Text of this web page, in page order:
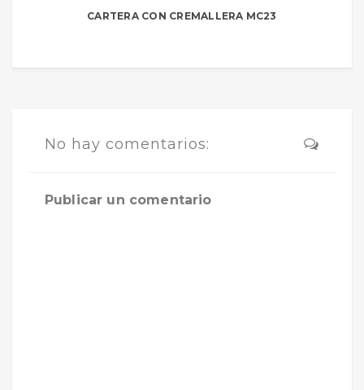
CARTERA CON CREMALLERA MC23
No hay comentarios:
Publicar un comentario